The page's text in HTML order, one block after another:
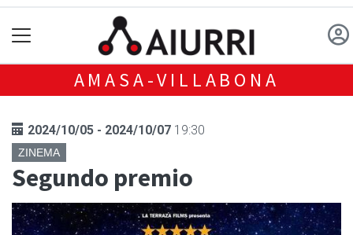
AMASA-VILLABONA
2024/10/05 - 2024/10/07 19:30
ZINEMA
Segundo premio